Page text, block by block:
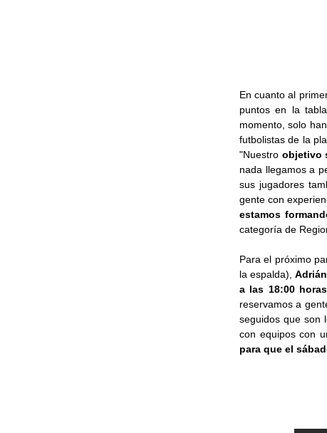
En cuanto al
puntos en la
momento, solo
futbolistas de la
"Nuestro objetivo
nada llegamos a
sus jugadores
gente con
estamos
categoría de
Para el próximo
la espalda),
a las 18:00
reservamos a
seguidos que son
con equipos con
para que el